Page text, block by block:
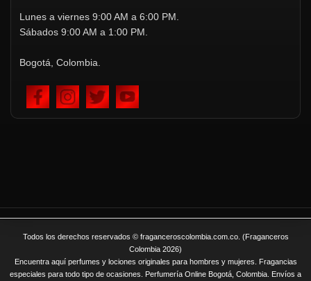
Lunes a viernes 9:00 AM a 6:00 PM.
Sábados 9:00 AM a 1:00 PM.
Bogotá, Colombia.
Todos los derechos reservados © fraganceroscolombia.com.co. (Fraganceros
Colombia 2026)
Encuentra aquí perfumes y lociones originales para hombres y mujeres. Fragancias
especiales para todo tipo de ocasiones. Perfumería Online Bogotá, Colombia. Envíos a